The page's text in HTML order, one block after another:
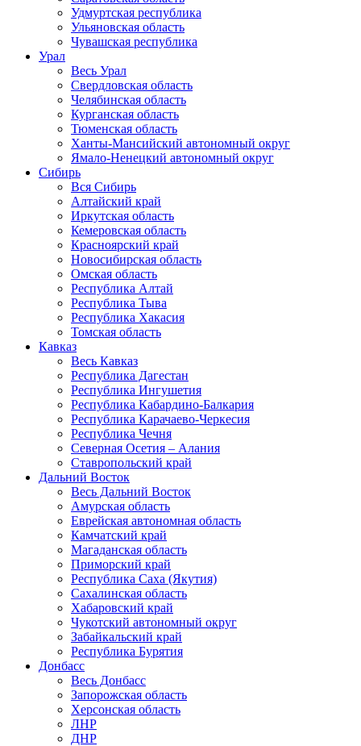
Удмуртская республика
Ульяновская область
Чувашская республика
Урал
Весь Урал
Свердловская область
Челябинская область
Курганская область
Тюменская область
Ханты-Мансийский автономный округ
Ямало-Ненецкий автономный округ
Сибирь
Вся Сибирь
Алтайский край
Иркутская область
Кемеровская область
Красноярский край
Новосибирская область
Омская область
Республика Алтай
Республика Тыва
Республика Хакасия
Томская область
Кавказ
Весь Кавказ
Республика Дагестан
Республика Ингушетия
Республика Кабардино-Балкария
Республика Карачаево-Черкесия
Республика Чечня
Северная Осетия – Алания
Ставропольский край
Дальний Восток
Весь Дальний Восток
Амурская область
Еврейская автономная область
Камчатский край
Магаданская область
Приморский край
Республика Саха (Якутия)
Сахалинская область
Хабаровский край
Чукотский автономный округ
Забайкальский край
Республика Бурятия
Донбасс
Весь Донбасс
Запорожская область
Херсонская область
ЛНР
ДНР